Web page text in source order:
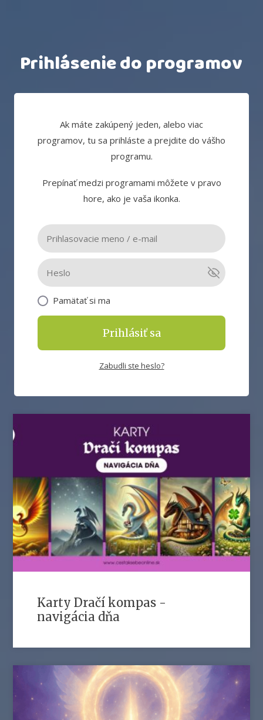
Prihlásenie do programov
Ak máte zakúpený jeden, alebo viac
programov, tu sa prihláste a prejdite do vášho
programu.
Prepínať medzi programami môžete v pravo
hore, ako je vaša ikonka.
Pamätať si ma
Prihlásiť sa
Zabudli ste heslo?
Karty Dračí kompas -
navigácia dňa